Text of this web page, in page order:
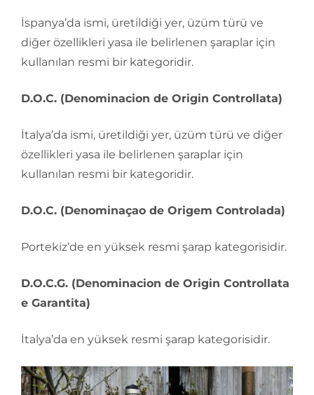
İspanya’da ismi, üretildiği yer, üzüm türü ve
diğer özellikleri yasa ile belirlenen şaraplar için
kullanılan resmi bir kategoridir.
D.O.C. (Denominacion de Origin Controllata)
İtalya’da ismi, üretildiği yer, üzüm türü ve diğer
özellikleri yasa ile belirlenen şaraplar için
kullanılan resmi bir kategoridir.
D.O.C. (Denominaçao de Origem Controlada)
Portekiz’de en yüksek resmi şarap kategorisidir.
D.O.C.G. (Denominacion de Origin Controllata
e Garantita)
İtalya’da en yüksek resmi şarap kategorisidir.